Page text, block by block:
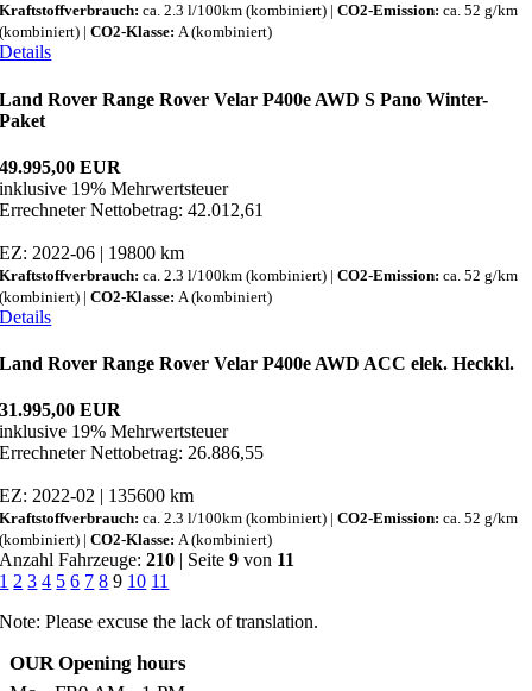
Kraftstoffverbrauch:ca. 2.3 l/100km (kombiniert) |CO2-Emission:ca. 52 g/km
(kombiniert) |CO2-Klasse:A (kombiniert)
Details
Land Rover Range Rover Velar P400e AWD S Pano Winter-
Paket
49.995,00 EUR
inklusive 19% Mehrwertsteuer
Errechneter Nettobetrag: 42.012,61
EZ: 2022-06 | 19800 km
Kraftstoffverbrauch:ca. 2.3 l/100km (kombiniert) |CO2-Emission:ca. 52 g/km
(kombiniert) |CO2-Klasse: A (kombiniert)
Details
Land Rover Range Rover Velar P400e AWD ACC elek. Heckkl.
31.995,00 EUR
inklusive 19% Mehrwertsteuer
Errechneter Nettobetrag: 26.886,55
EZ: 2022-02 | 135600 km
Kraftstoffverbrauch:ca. 2.3 l/100km (kombiniert) |CO2-Emission:ca. 52 g/km
(kombiniert) |CO2-Klasse:A (kombiniert)
Anzahl Fahrzeuge:210 | Seite9 von 11
1 2 3 4 5 6 7 8 9 10 11
Note: Please excuse the lack of translation.
OUR Opening hours